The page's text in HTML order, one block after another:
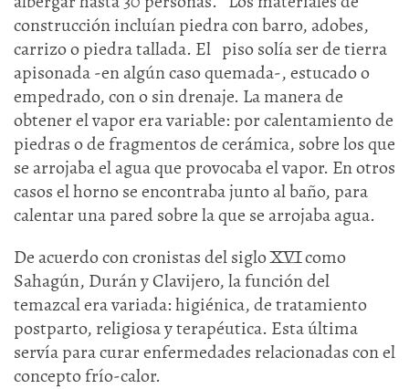
construcción incluían piedra con barro, adobes,
carrizo o piedra tallada. El piso solía ser de tierra
apisonada -en algún caso quemada-, estucado o
empedrado, con o sin drenaje. La manera de
obtener el vapor era variable: por calentamiento de
piedras o de fragmentos de cerámica, sobre los que
se arrojaba el agua que provocaba el vapor. En otros
casos el horno se encontraba junto al baño, para
calentar una pared sobre la que se arrojaba agua.
De acuerdo con cronistas del siglo XVI como
Sahagún, Durán y Clavijero, la función del
temazcal era variada: higiénica, de tratamiento
postparto, religiosa y terapéutica. Esta última
servía para curar enfermedades relacionadas con el
concepto frío-calor.